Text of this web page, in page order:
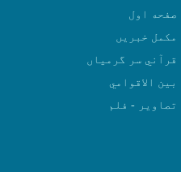
صفحه اول
مکمل خبریں
قرآني سر گرمياں
بين الاقوامي
تصاوير - فلم